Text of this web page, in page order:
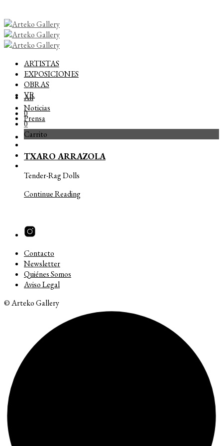
ARTISTAS
EXPOSICIONES
OBRAS
VR
0
0
Carrito
All
Noticias
Prensa
TXARO ARRAZOLA
Tender-Rag Dolls
Continue Reading
Contacto
Newsletter
Quiénes Somos
Aviso Legal
© Arteko Gallery